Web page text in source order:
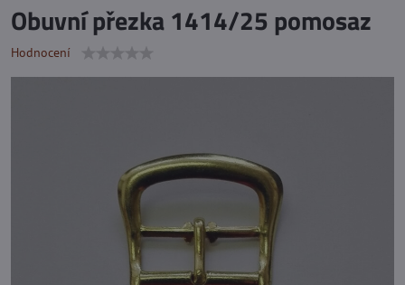
Obuvní přezka 1414/25 pomosaz
Hodnocení